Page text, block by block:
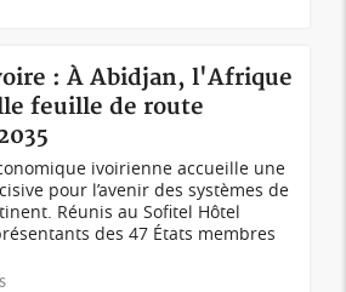
: À Abidjan, l'Afrique
feuille de route
ivoirienne accueille une
pour l’avenir des systèmes de
Réunis au Sofitel Hôtel
des 47 États membres